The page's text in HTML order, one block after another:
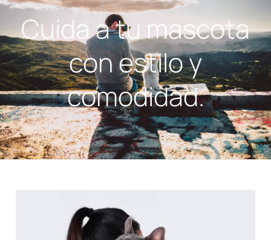
Cuida a tu mascota
con estilo y
comodidad.